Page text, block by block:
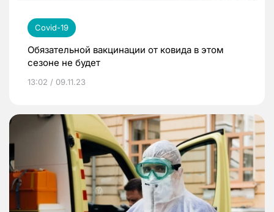
Covid-19
Обязательной вакцинации от ковида в этом
сезоне не будет
13:02 / 09.11.23